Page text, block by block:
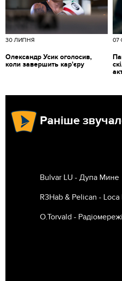
30 ЛИПНЯ
Олександр Усик оголосив,
коли завершить кар'єру
07
Раніше
Bulvar LU - Дупа Мине
R3Hab & Pelican - Loca
O.Torvald - Радiомережi